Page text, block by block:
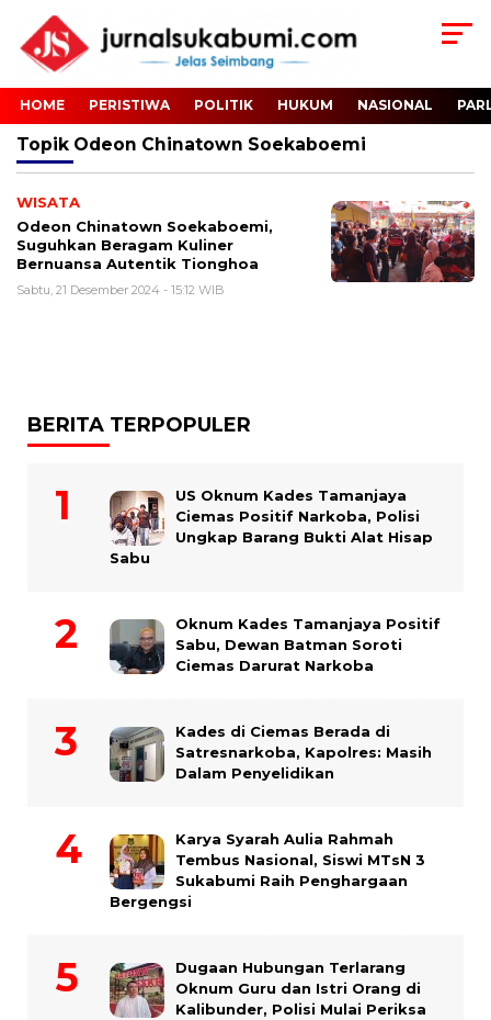
HOME PERISTIWA POLITIK HUKUM NASIONAL
Topik Odeon Chinatown Soekaboemi
WISATA
Odeon Chinatown Soekaboemi,
Suguhkan Beragam Kuliner
Bernuansa Autentik Tionghoa
Sabtu, 21 Desember 2024 - 15:12 WIB
BERITA TERPOPULER
US Oknum Kades Tamanjaya
Ciemas Positif Narkoba, Polisi
Ungkap Barang Bukti Alat Hisap
Sabu
Oknum Kades Tamanjaya Positif
Sabu, Dewan Batman Soroti
Ciemas Darurat Narkoba
Kades di Ciemas Berada di
Satresnarkoba, Kapolres: Masih
Dalam Penyelidikan
Karya Syarah Aulia Rahmah
Tembus Nasional, Siswi MTsN 3
Sukabumi Raih Penghargaan
Bergengsi
Dugaan Hubungan Terlarang
Oknum Guru dan Istri Orang di
Kalibunder, Polisi Mulai Periksa